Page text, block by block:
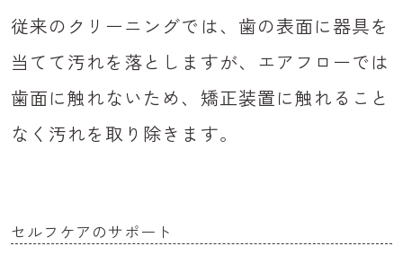
従来のクリーニングでは、歯の表面に器具を
当てて汚れを落としますが、エアフローでは
歯面に触れないため、矯正装置に触れること
なく汚れを取り除きます。
セルフケアのサポート